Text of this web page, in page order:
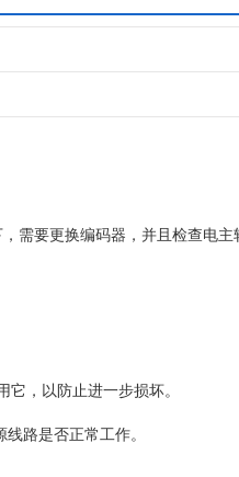
需要更换编码器，并且检查电主
，以防止进一步损坏。
路是否正常工作。